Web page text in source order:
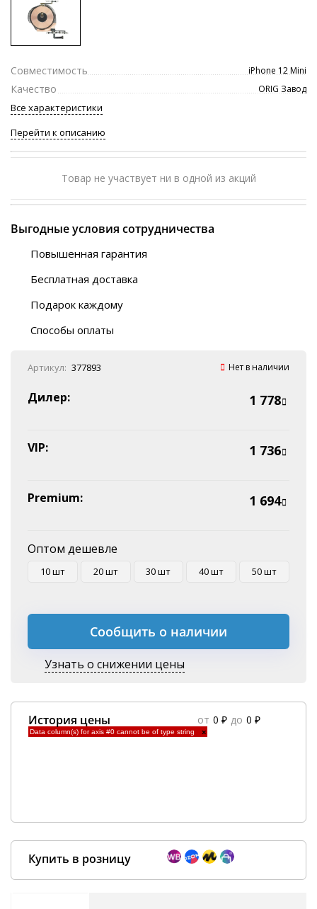
Совместимость iPhone 12 Mini
Качество ORIG Завод
Все характеристики
Перейти к описанию
Товар не участвует ни в одной из акций
Выгодные условия сотрудничества
Повышенная гарантия
Бесплатная доставка
Автобусы (по ЮФО)
“BlaBlaCar” (по ЮФО)
Подарок каждому
Способы оплаты
Наличные
Эквайринг
Оплата на P/C
Артикул: 377893 Нет в наличии
Дилер: 1 778
VIP: 1 736
Premium: 1 694
Оптом дешевле
10 шт 20 шт 30 шт 40 шт 50 шт
Сообщить о наличии
Узнать о снижении цены
История цены от 0 ₽ до 0 ₽
Data column(s) for axis #0 cannot be of type string ×
Купить в розницу